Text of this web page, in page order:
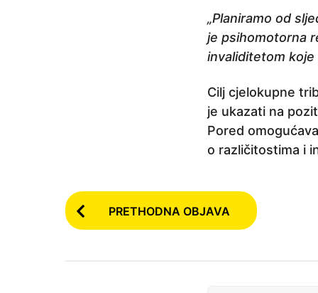
„Planiramo od
je psihomotorna
invaliditetom koje
Cilj cjelokupne
je ukazati na
Pored
o različitostima i
P
o
PRETHODNA OBJAVA